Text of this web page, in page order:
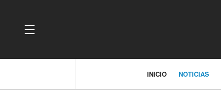
OFF CANVAS
INICIO NOTICIAS